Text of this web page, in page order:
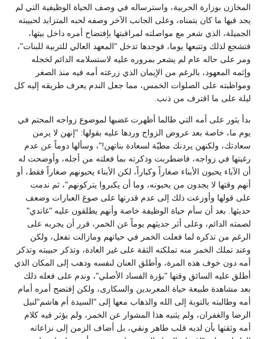
المخازن بوزارة الحربية، واسترساله في وصف الحياة الوظيفية التي لم
يجد فيها ما كان يتمناه، وعلى الجانب الآخر وصفه لحبه المتزايد لحبيبته
الجميلة، الذي شعر مع مواصلته لمراقبتها بإفتضاح أمره داخل بيتها،
فتشجع لذلك وتتبعها يوما، فوجدها تدخل "المعهد العالي للتربية للبنات"،
ومر على حاله عام لم يشعر بمروره عليه لاستسلامه الدائم لخجله
وإثمه المعهود، بالرغم من الإيمان الذي زرعته أمه فيه منذ الصغر
ومواظبته على الصلوات الخمس، مما جعل الندم يعرف طريقه إليه كل
ليلة على ما اقترف من ذنب.
بدأ يثور على أمه التي طالما أظهرت غضبها لموضوع زواجه المحتم في
يوم ما، خاصة بعد عروض الزواج وردها عليه بقولها: "إنهن لا يرمن
سعادتك، ولكنهن يردنك مطيّة لسعادة بناتهن!"، وسألها دوماً عن عدم
رغبتها في زواجه، فاضطربت وذكرته بما فعلته من أجله، وأوضحت له
أن الآباء يحبون الأبناء صغاراً وكباراً، لكن الأبناء يحبونهم صغاراً فقط، أو
أنهم وقتها لا يجدون من يحبونه، وما أن يكبروا يتركونهم"، ثم ندمت
على قولها وأوزعت ذلك إلى عدم قدرتها على صوغ العبارات وضعف
حديثها. بعد أن سأم حياة الوظيفة خاصة وأنهم يطلقون عليه "غاندي"
لصمته الدائم، وعلى أثر حديثهم يوماً عن الخمر، قرر أن يجربه على
الرغم من تذكره لما فعلت الخمر في حياتهم ومازالت تفعل، ولكن
وعند تملك الخمر منه تملكته الثقة على غير العادة، وتذكر حبيبته وتذكر
أمه دون خوف هذه المرة، وأطلق العنان لنفسه وذهب إلى المكان الذي
أطلق عليه السائق وقتها "بؤرة الفساد الأصلي"، وندم على فعله ذلك
بعد مشاهدة طبيعة حياة المعربدين والسكارى، ولكن إفتضح أمره أمام
أمه وطالبته بالتوبة إلى الله والذهاب معها إلى "السيدة أم هاشم"لنيل
الرضا والغفران، ولم يثنيه هذا المشوار عن الخمر، ولم يؤثر فيه كلام
أمه وثقتها بأن لديه قلب طاهر ونقي، بل أضاف الزمن إلى نزاعاته